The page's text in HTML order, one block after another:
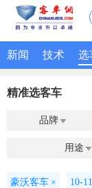
新闻 技术 选
精准选客车
品牌 
用途 
豪沃客车 × 10-